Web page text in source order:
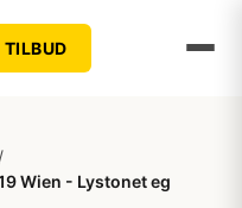
TILBUD
/
Wien - Lystonet eg